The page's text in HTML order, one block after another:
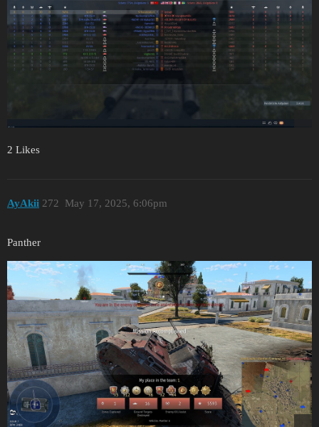
2 Likes
AyAkii May 17, 2025, 6:06pm
272
Panther